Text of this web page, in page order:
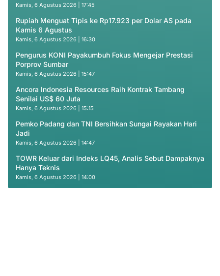
Kamis, 6 Agustus 2026 | 17:45
Rupiah Menguat Tipis ke Rp17.923 per Dolar AS pada
Kamis 6 Agustus
Kamis, 6 Agustus 2026 | 16:30
Pengurus KONI Payakumbuh Fokus Mengejar Prestasi
Porprov Sumbar
Kamis, 6 Agustus 2026 | 15:47
Ancora Indonesia Resources Raih Kontrak Tambang
Senilai US$ 60 Juta
Kamis, 6 Agustus 2026 | 15:15
Pemko Padang dan TNI Bersihkan Sungai Rayakan Hari
Jadi
Kamis, 6 Agustus 2026 | 14:47
TOWR Keluar dari Indeks LQ45, Analis Sebut Dampaknya
Hanya Teknis
Kamis, 6 Agustus 2026 | 14:00